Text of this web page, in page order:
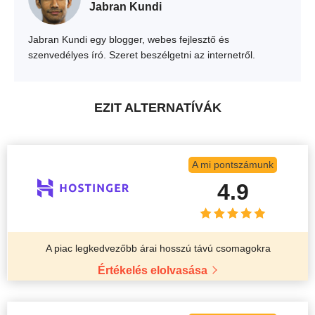
Jabran Kundi
Jabran Kundi egy blogger, webes fejlesztő és
szenvedélyes író. Szeret beszélgetni az internetről.
EZIT ALTERNATÍVÁK
A mi pontszámunk
4.9
A piac legkedvezőbb árai hosszú távú csomagokra
Értékelés elolvasása